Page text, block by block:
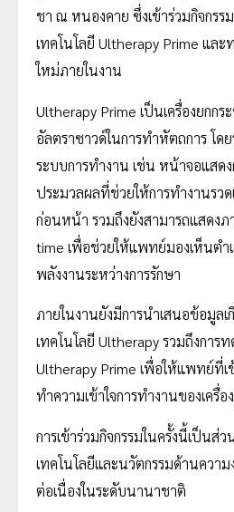
ชา ณ หนองคาย ซึ่งเข้าร่วมกิจกรร
เทคโนโลยี Ultherapy Prime และ
ใหม่ภายในงาน
Ultherapy Prime เป็นเครื่องยกก
อัลตราซาวด์ในการทำหัตถการ โด
ระบบการทำงาน เช่น หน้าจอแส
ประมวลผลที่ช่วยให้การทำงานรว
ก่อนหน้า รวมถึงยังสามารถแสดง
time เพื่อช่วยให้แพทย์มองเห็นตำ
พลังงานระหว่างการรักษา
ภายในงานยังมีการนำเสนอข้อมูล
เทคโนโลยี Ultherapy รวมถึงการท
Ultherapy Prime เพื่อให้แพทย์ที่เ
ทำความเข้าใจการทำงานของเครื่อ
การเข้าร่วมกิจกรรมในครั้งนี้เป็นส่
เทคโนโลยีและนวัตกรรมด้านควา
ต่อเนื่องในระดับนานาชาติ